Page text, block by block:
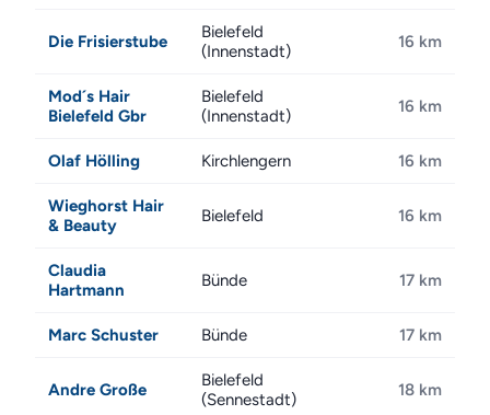
Die Frisierstube
Bielefeld
(Innenstadt)
16 km
Mod´s Hair
Bielefeld Gbr
Bielefeld
(Innenstadt)
16 km
Olaf Hölling Kirchlengern 16 km
Wieghorst Hair
& Beauty
Bielefeld 16 km
Claudia
Hartmann
Bünde 17 km
Marc Schuster Bünde 17 km
Andre Große
Bielefeld
(Sennestadt)
18 km